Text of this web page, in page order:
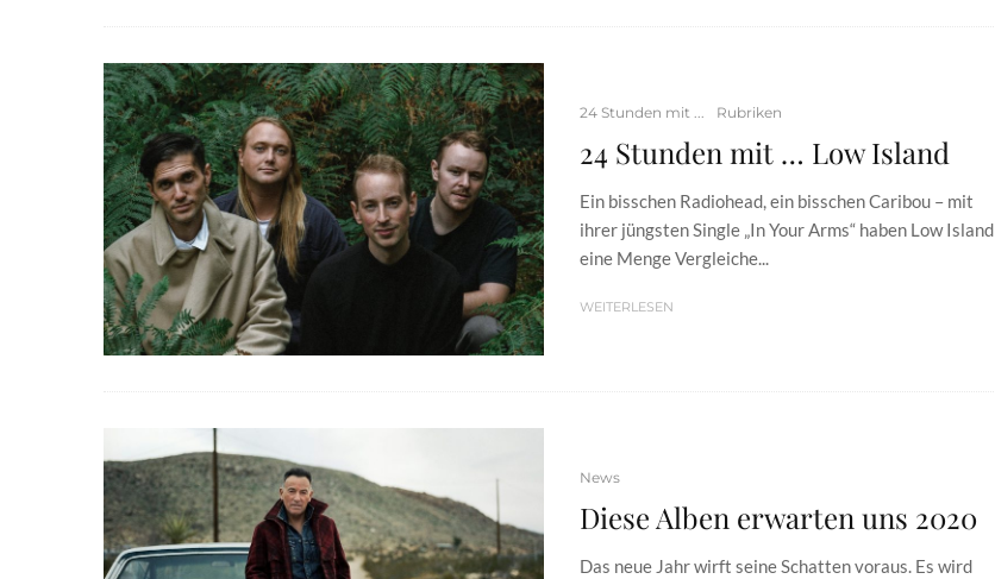
24 Stunden mit ... Rubriken
24 Stunden mit … Low Island
Ein bisschen Radiohead, ein bisschen Caribou – mit
ihrer jüngsten Single „In Your Arms“ haben Low Island
eine Menge Vergleiche...
WEITERLESEN
News
Diese Alben erwarten uns 2020
Das neue Jahr wirft seine Schatten voraus. Es wird